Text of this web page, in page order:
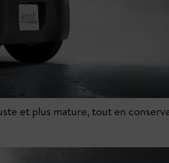
et plus mature, tout en